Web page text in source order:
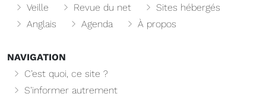
Veille
Revue du net
Sites hébergés
Anglais
Agenda À propos
NAVIGATION
C’est quoi, ce site ?
S’informer autrement